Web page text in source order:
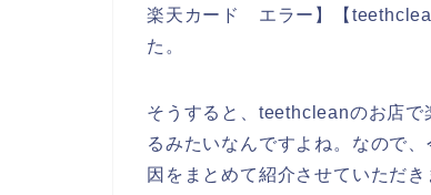
楽天カード エラー】【
た。
そうすると、teethcleanのお店で
るみたいなんですよね。なので
因をまとめて紹介させていただき